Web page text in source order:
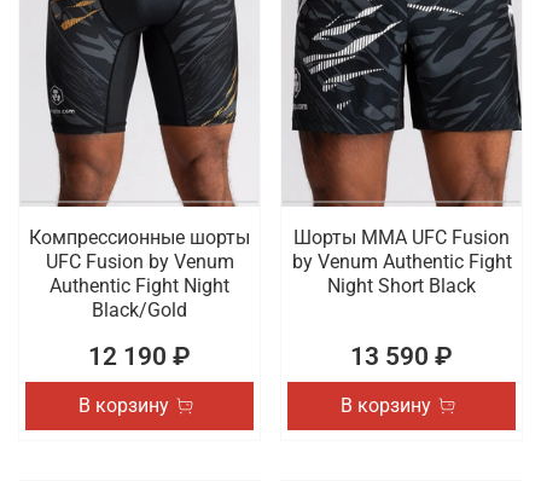
Компрессионные шорты
UFC Fusion by Venum
Authentic Fight Night
Black/Gold
12 190 ₽
В корзину
Шорты ММА UFC Fusion
by Venum Authentic Fight
Night Short Black
13 590 ₽
В корзину